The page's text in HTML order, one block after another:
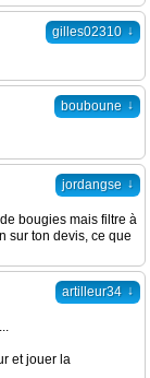
gilles02310 ↓
bouboune ↓
jordangse ↓
bougies mais filtre à
sur ton devis, ce que
artilleur34 ↓
et jouer la